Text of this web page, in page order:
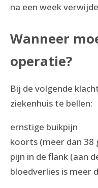
na een week
Wanneer
operatie?
Bij de volgende
ziekenhuis te bellen:
ernstige buikpijn
koorts (meer dan 38
pijn in de flank (aan
bloedverlies is meer